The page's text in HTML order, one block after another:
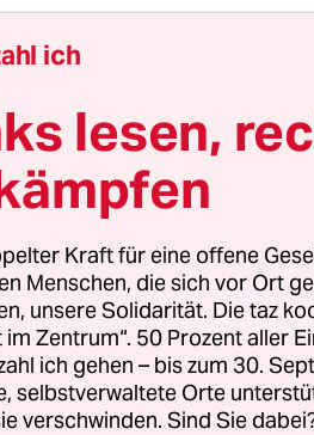
Die Neuregelung der
in Kraft treten, sagte der
Obwohl sich die
Verhandlungen
und Unionsfraktionschef
Woche.
ich
lesen,
Kraft für eine offene
Menschen, die sich vor Ort
unsere Solidarität. Die taz
Zentrum“. 50 Prozent aller
ich gehen – bis zum 30.
selbstverwaltete Orte
verschwinden. Sind Sie